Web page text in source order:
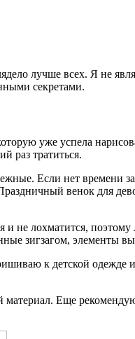
лучше всех. Я не
секретами.
уже успела
раз тратиться.
Если нет времени
венок для
не лохматится,
зигзагом, элементы
к детской одежде
Еще